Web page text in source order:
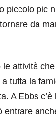
piccolo pic
da
le attività
tutta la
A Ebbs c’è
entrare